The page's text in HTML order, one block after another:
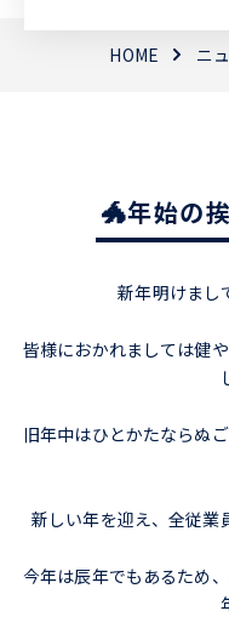
HOME ニ
🐲年始の
新年明けまし
皆様におかれましては健
旧年中はひとかたならぬ
新しい年を迎え、全従業
今年は辰年でもあるため